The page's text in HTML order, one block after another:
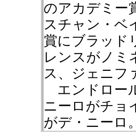
のアカデミー
スチャン・ベ
賞にブラッド
レンスがノミ
ス、ジェニフ
エンドロー
ニーロがチョ
がデ・ニーロ